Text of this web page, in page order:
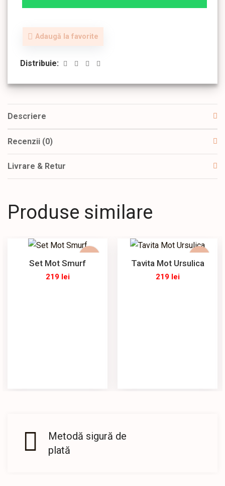
Adaugă la favorite
Distribuie:
Descriere
Recenzii (0)
Livrare & Retur
Produse similare
Set Mot Smurf
219 lei
Tavita Mot Ursulica
219 lei
Metodă sigură de
plată